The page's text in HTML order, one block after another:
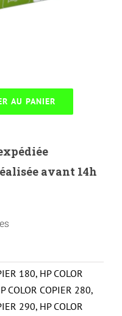
AU PANIER
avant 14h
180, HP COLOR
COLOR COPIER 280,
290, HP COLOR